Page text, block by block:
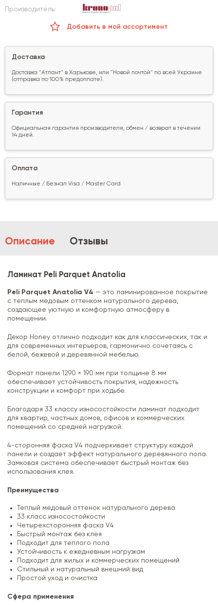
Производитель:
Добавить в мой ассортимент
Доставка
Доставка "Атлант" в Харькове, или "Новой почтой" по всей Украине
(отправка по 100% предоплате).
Гарантия
Официальная гарантия производителя, обмен / возврат в течении
14 дней.
Оплата
Наличные / Безнал Visa / Master Card
Описание Отзывы
Ламинат Peli Parquet Anatolia
Peli Parquet Anatolia V4 — это ламинированное покрытие
с теплым медовым оттенком натурального дерева,
создающее уютную и комфортную атмосферу в
помещении.
Декор Honey отлично подходит как для классических, так и
для современных интерьеров, гармонично сочетаясь с
белой, бежевой и деревянной мебелью.
Формат панели 1290 × 190 мм при толщине 8 мм
обеспечивает устойчивость покрытия, надежность
конструкции и комфорт при ходьбе.
Благодаря 33 классу износостойкости ламинат подходит
для квартир, частных домов, офисов и коммерческих
помещений со средней нагрузкой.
4-сторонняя фаска V4 подчеркивает структуру каждой
панели и создает эффект натурального деревянного пола.
Замковая система обеспечивает быстрый монтаж без
использования клея.
Преимущества
Теплый медовый оттенок натурального дерева
33 класс износостойкости
Четырехсторонняя фаска V4
Быстрый монтаж без клея
Подходит для теплого пола
Устойчивость к ежедневным нагрузкам
Подходит для жилых и коммерческих помещений
Стильный и натуральный внешний вид
Простой уход и очистка
Сфера применения